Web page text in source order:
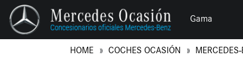
Gama
HOME COCHES OCASIÓN